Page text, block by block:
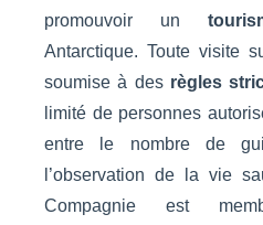
promouvoir un
Antarctique. Toute visite
soumise à des règles
limité de personnes
entre le nombre de
l’observation de la vie
Compagnie est